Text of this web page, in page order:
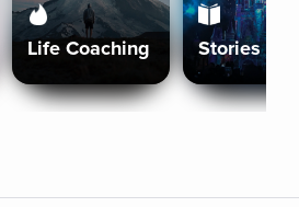
Life Coaching Stories